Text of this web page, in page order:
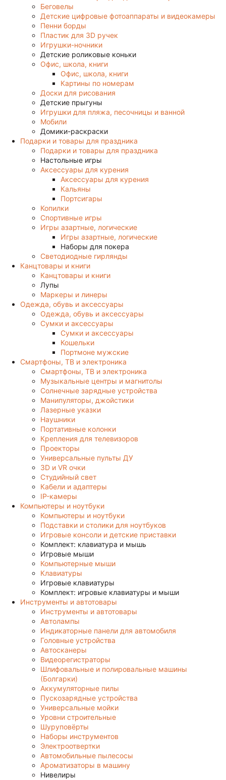
Беговелы
Детские цифровые фотоаппараты и видеокамеры
Пенни борды
Пластик для 3D ручек
Игрушки-ночники
Детские роликовые коньки
Офис, школа, книги
Офис, школа, книги
Картины по номерам
Доски для рисования
Детские прыгуны
Игрушки для пляжа, песочницы и ванной
Мобили
Домики-раскраски
Подарки и товары для праздника
Подарки и товары для праздника
Настольные игры
Аксессуары для курения
Аксессуары для курения
Кальяны
Портсигары
Копилки
Спортивные игры
Игры азартные, логические
Игры азартные, логические
Наборы для покера
Светодиодные гирлянды
Канцтовары и книги
Канцтовары и книги
Лупы
Маркеры и линеры
Одежда, обувь и аксессуары
Одежда, обувь и аксессуары
Сумки и аксессуары
Сумки и аксессуары
Кошельки
Портмоне мужские
Смартфоны, ТВ и электроника
Смартфоны, ТВ и электроника
Музыкальные центры и магнитолы
Солнечные зарядные устройства
Манипуляторы, джойстики
Лазерные указки
Наушники
Портативные колонки
Крепления для телевизоров
Проекторы
Универсальные пульты ДУ
3D и VR очки
Студийный свет
Кабели и адаптеры
IP-камеры
Компьютеры и ноутбуки
Компьютеры и ноутбуки
Подставки и столики для ноутбуков
Игровые консоли и детские приставки
Комплект: клавиатура и мышь
Игровые мыши
Компьютерные мыши
Клавиатуры
Игровые клавиатуры
Комплект: игровые клавиатуры и мыши
Инструменты и автотовары
Инструменты и автотовары
Автолампы
Индикаторные панели для автомобиля
Головные устройства
Автосканеры
Видеорегистраторы
Шлифовальные и полировальные машины
(Болгарки)
Аккумуляторные пилы
Пускозарядные устройства
Универсальные мойки
Уровни строительные
Шуруповёрты
Наборы инструментов
Электроотвертки
Автомобильные пылесосы
Ароматизаторы в машину
Нивелиры